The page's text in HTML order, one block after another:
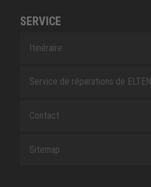
SERVICE
Itinéraire
Service de réparations de ELTEN
Contact
Sitemap